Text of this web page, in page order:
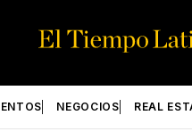
NEGOCIOS REAL